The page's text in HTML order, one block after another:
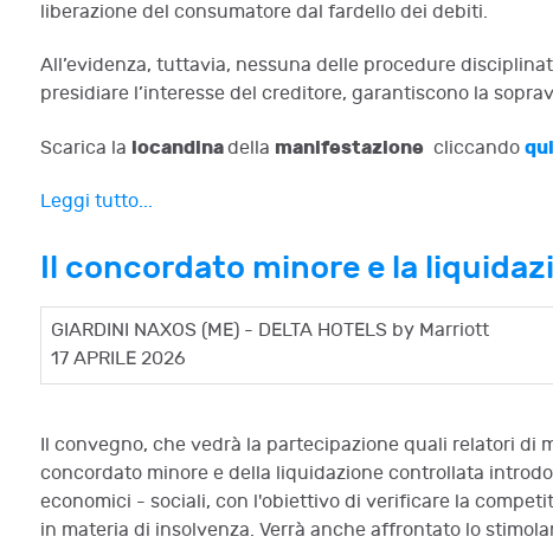
liberazione del consumatore dal fardello dei debiti.
All’evidenza, tuttavia, nessuna delle procedure
presidiare l’interesse del creditore, garantiscono la
Scarica la locandinadella manifestazione cliccando qui
Leggi tutto...
Il concordato minore e la
GIARDINI NAXOS (ME) - DELTA HOTELS by Marriott
17 APRILE 2026
Il convegno, che vedrà la partecipazione quali relatori
concordato minore e della liquidazione controllata
economici - sociali, con l'obiettivo di verificare la
in materia di insolvenza. Verrà anche affrontato lo